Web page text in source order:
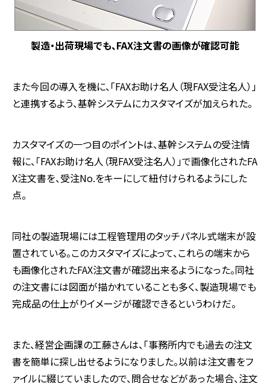
製造・出荷現場でも、FAX注文書の画像が確認可能
また今回の導入を機に、「FAXお助け名人（現FAX受注名人）」
と連携するよう、基幹システムにカスタマイズが加えられた。
カスタマイズの一つ目のポイントは、基幹システムの受注情
報に、「FAXお助け名人（現FAX受注名人）」で画像化されたFA
X注文書を、受注No.をキーにして紐付けられるようにした
点。
同社の製造現場には工程管理用のタッチパネル式端末が設
置されている。このカスタマイズによって、これらの端末から
も画像化されたFAX注文書が確認出来るようになった。同社
の注文書には図面が描かれていることも多く、製造現場でも
完成品の仕上がりイメージが確認できるというわけだ。
また、経営企画課の工藤さんは、「事務所内でも過去の注文
書を簡単に探し出せるようになりました。以前は注文書をフ
ァイルに綴じていましたので、問合せなどがあった場合、注文